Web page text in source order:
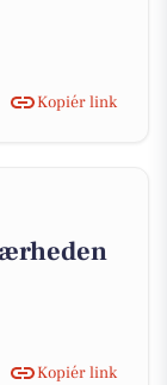
Kopiér link
Kopiér link